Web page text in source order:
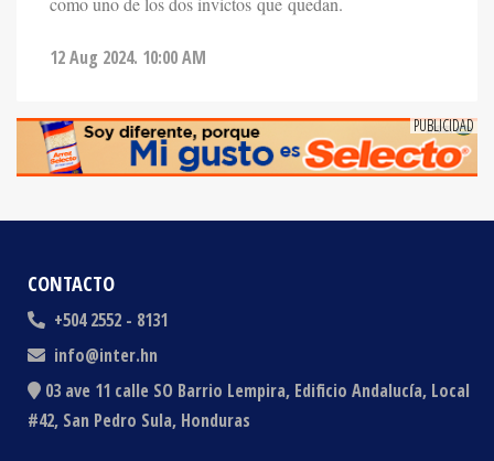
CONTACTO
+504 2552 - 8131
info@inter.hn
03 ave 11 calle SO Barrio Lempira, Edificio Andalucía, Local
#42, San Pedro Sula, Honduras